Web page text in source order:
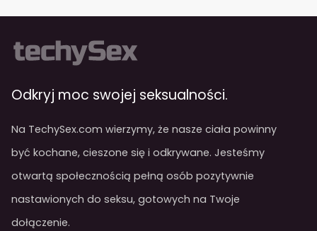
Odkryj moc swojej seksualności.
Na TechySex.com wierzymy, że nasze ciała powinny
być kochane, cieszone się i odkrywane. Jesteśmy
otwartą społecznością pełną osób pozytywnie
nastawionych do seksu, gotowych na Twoje
dołączenie.